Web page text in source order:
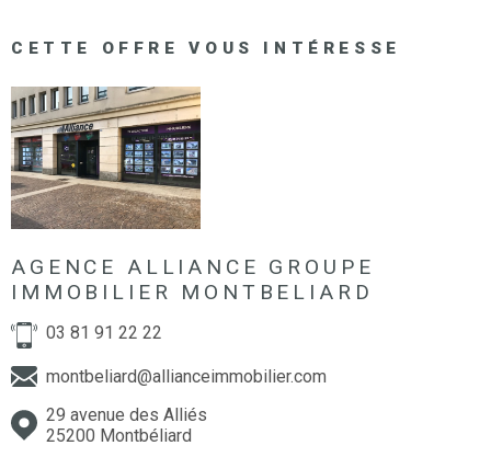
CETTE OFFRE VOUS INTÉRESSE
AGENCE ALLIANCE GROUPE
IMMOBILIER MONTBELIARD
03 81 91 22 22
montbeliard@allianceimmobilier.com
29 avenue des Alliés
25200 Montbéliard